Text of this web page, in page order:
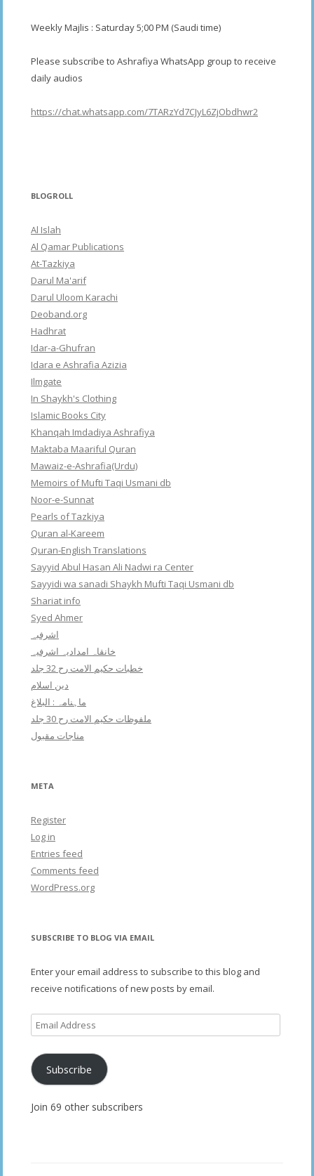
Weekly Majlis : Saturday 5;00 PM (Saudi time)
Please subscribe to Ashrafiya WhatsApp group to receive
daily audios
https://chat.whatsapp.com/7TARzYd7CJyL6ZjObdhwr2
BLOGROLL
Al Islah
Al Qamar Publications
At-Tazkiya
Darul Ma'arif
Darul Uloom Karachi
Deoband.org
Hadhrat
Idar-a-Ghufran
Idara e Ashrafia Azizia
Ilmgate
In Shaykh's Clothing
Islamic Books City
Khanqah Imdadiya Ashrafiya
Maktaba Maariful Quran
Mawaiz-e-Ashrafia(Urdu)
Memoirs of Mufti Taqi Usmani db
Noor-e-Sunnat
Pearls of Tazkiya
Quran al-Kareem
Quran-English Translations
Sayyid Abul Hasan Ali Nadwi ra Center
Sayyidi wa sanadi Shaykh Mufti Taqi Usmani db
Shariat info
Syed Ahmer
اشرفبہ
خانقاہ امدادیہ اشرفیہ
خطبات حکیم الامت رح 32 جلد
دین اسلام
ماہنامہ : البلاغ
ملفوظات حکیم الامت رح 30 جلد
مناجات مقبول
META
Register
Log in
Entries feed
Comments feed
WordPress.org
SUBSCRIBE TO BLOG VIA EMAIL
Enter your email address to subscribe to this blog and
receive notifications of new posts by email.
Email
Address
Subscribe
Join 69 other subscribers